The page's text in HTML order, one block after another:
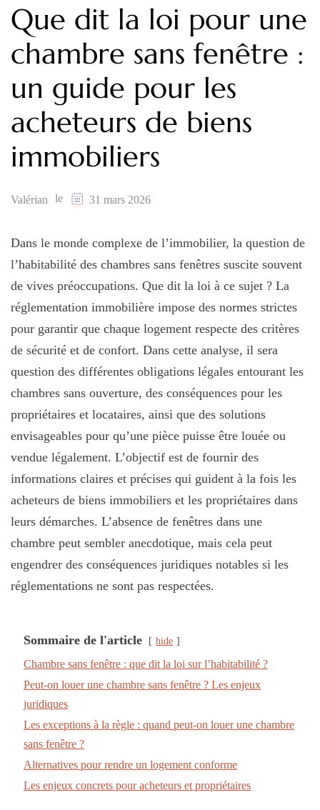
Que dit la loi pour une
chambre sans fenêtre :
un guide pour les
acheteurs de biens
immobiliers
Valérian le 31 mars 2026
Dans le monde complexe de l’immobilier, la question de
l’habitabilité des chambres sans fenêtres suscite souvent
de vives préoccupations. Que dit la loi à ce sujet ? La
réglementation immobilière impose des normes strictes
pour garantir que chaque logement respecte des critères
de sécurité et de confort. Dans cette analyse, il sera
question des différentes obligations légales entourant les
chambres sans ouverture, des conséquences pour les
propriétaires et locataires, ainsi que des solutions
envisageables pour qu’une pièce puisse être louée ou
vendue légalement. L’objectif est de fournir des
informations claires et précises qui guident à la fois les
acheteurs de biens immobiliers et les propriétaires dans
leurs démarches. L’absence de fenêtres dans une
chambre peut sembler anecdotique, mais cela peut
engendrer des conséquences juridiques notables si les
réglementations ne sont pas respectées.
Sommaire de l'article hide
Chambre sans fenêtre : que dit la loi sur l’habitabilité ?
Peut-on louer une chambre sans fenêtre ? Les enjeux
juridiques
Les exceptions à la règle : quand peut-on louer une chambre
sans fenêtre ?
Alternatives pour rendre un logement conforme
Les enjeux concrets pour acheteurs et propriétaires